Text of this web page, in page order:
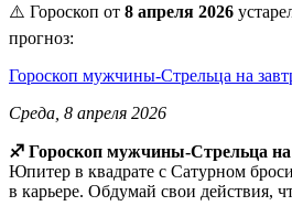
⚠️ Гороскоп от 8 апреля 2026
прогноз:
Гороскоп мужчины-Стрельца на
Среда, 8 апреля 2026
♐️ Гороскоп мужчины-Стрельца на
Юпитер в квадрате с Сатурном
в карьере. Обдумай свои действия,